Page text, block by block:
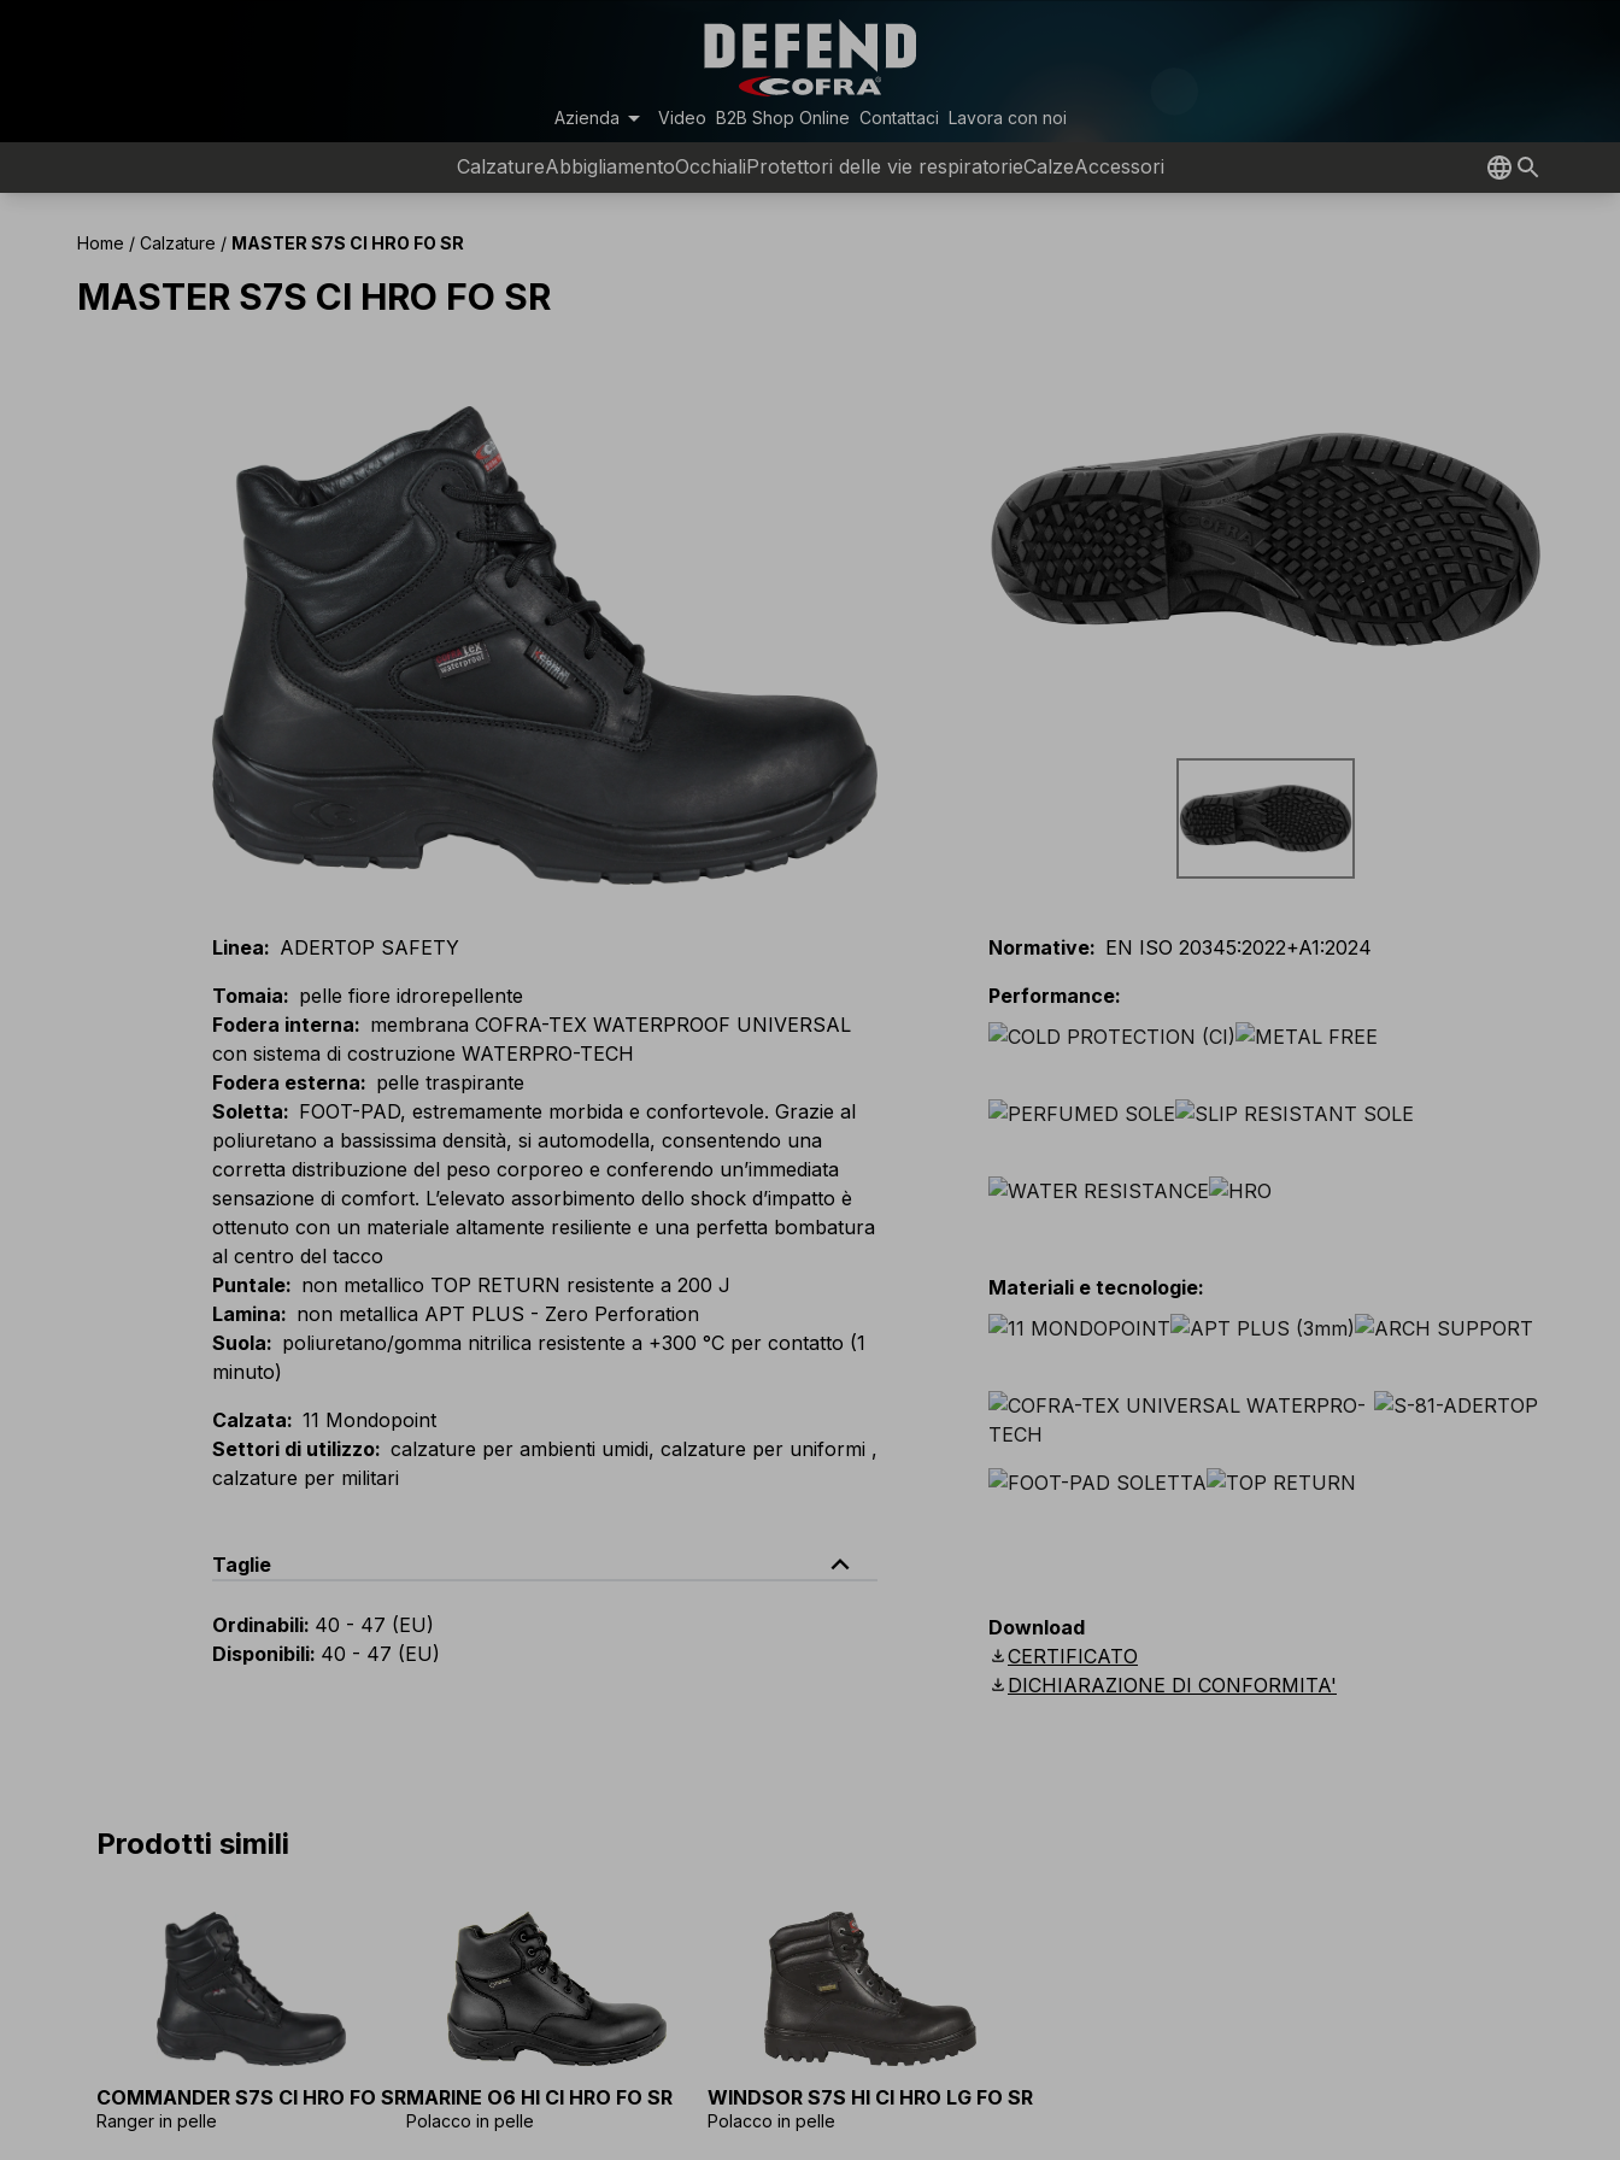
Azienda arrow_drop_down Video B2B Shop Online Contattaci Lavora con noi
CalzatureAbbigliamentoOcchialiProtettori delle vie respiratorieCalzeAccessori
Home / Calzature / MASTER S7S CI HRO FO SR
MASTER S7S CI HRO FO SR
Linea: ADERTOP SAFETY
Tomaia: pelle fiore idrorepellente
Fodera interna: membrana COFRA-TEX WATERPROOF UNIVERSAL
con sistema di costruzione WATERPRO-TECH
Fodera esterna: pelle traspirante
Soletta: FOOT-PAD, estremamente morbida e confortevole. Grazie al
poliuretano a bassissima densità, si automodella, consentendo una
corretta distribuzione del peso corporeo e conferendo un’immediata
sensazione di comfort. L’elevato assorbimento dello shock d’impatto è
ottenuto con un materiale altamente resiliente e una perfetta bombatura
al centro del tacco
Puntale: non metallico TOP RETURN resistente a 200 J
Lamina: non metallica APT PLUS - Zero Perforation
Suola: poliuretano/gomma nitrilica resistente a +300 °C per contatto (1
minuto)
Calzata: 11 Mondopoint
Settori di utilizzo: calzature per ambienti umidi, calzature per uniformi ,
calzature per militari
Taglie expand_less
Ordinabili: 40 - 47 (EU)
Disponibili: 40 - 47 (EU)
Normative: EN ISO 20345:2022+A1:2024
Performance:
Materiali e tecnologie:
Download
downloadCERTIFICATO
download DICHIARAZIONE DI CONFORMITA'
Prodotti simili
COMMANDER S7S CI HRO FO SR
Ranger in pelle
MARINE O6 HI CI HRO FO SR
Polacco in pelle
WINDSOR S7S HI CI HRO LG FO SR
Polacco in pelle